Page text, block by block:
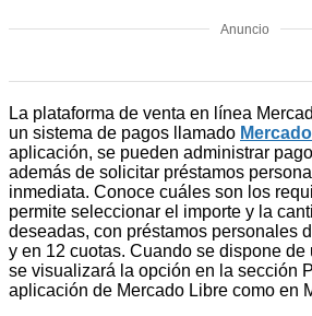
Anuncio
La plataforma de venta en línea
un sistema de pagos llamado
aplicación, se pueden administrar
además de solicitar préstamos
inmediata. Conoce cuáles son los
permite seleccionar el importe y la
deseadas, con préstamos personales
y en 12 cuotas. Cuando se dispone de
se visualizará la opción en la sección
aplicación de Mercado Libre como en